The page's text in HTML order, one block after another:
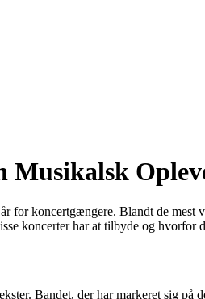
Musikalsk
koncertgængere. Blandt de mest
koncerter har at tilbyde og hvorfor
Bandet, der har markeret sig på